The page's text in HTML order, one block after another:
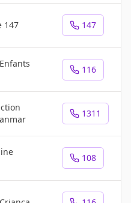
147 147
116
1311
108